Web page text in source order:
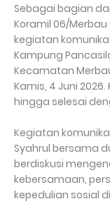
Sebagai bagian
Koramil 06/
kegiatan
Kampung
Kecamatan
Kamis, 4 Juni
hingga selesai
Kegiatan
Syahrul bersama
berdiskusi
kebersamaan,
kepedulian sosial